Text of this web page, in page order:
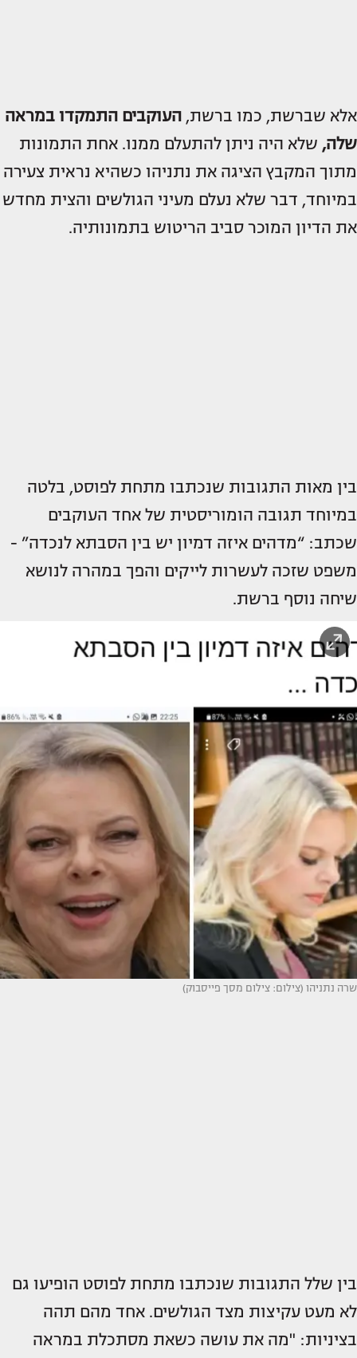
אלא שברשת, כמו ברשת, העוקבים התמקדו במראה
שלה, שלא היה ניתן להתעלם ממנו. אחת התמונות
מתוך המקבץ הציגה את נתניהו כשהיא נראית צעירה
במיוחד, דבר שלא נעלם מעיני הגולשים והצית מחדש
את הדיון המוכר סביב הריטוש בתמונותיה.
בין מאות התגובות שנכתבו מתחת לפוסט, בלטה
במיוחד תגובה הומוריסטית של אחד העוקבים
שכתב: “מדהים איזה דמיון יש בין הסבתא לנכדה” -
משפט שזכה לעשרות לייקים והפך במהרה לנושא
שיחה נוסף ברשת.
שרה נתניהו (צילום: צילום מסך פייסבוק)
בין שלל התגובות שנכתבו מתחת לפוסט הופיעו גם
לא מעט עקיצות מצד הגולשים. אחד מהם תהה
בציניות: "מה את עושה כשאת מסתכלת במראה